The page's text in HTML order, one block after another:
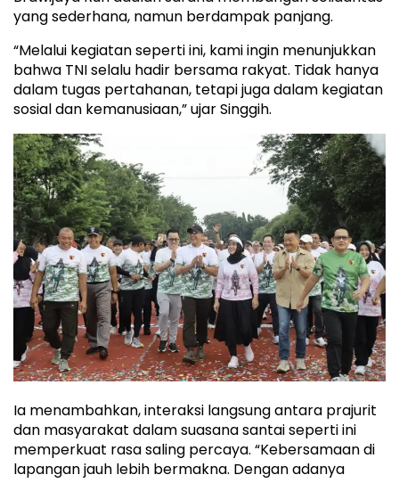
yang sederhana, namun berdampak panjang.
“Melalui kegiatan seperti ini, kami ingin menunjukkan
bahwa TNI selalu hadir bersama rakyat. Tidak hanya
dalam tugas pertahanan, tetapi juga dalam kegiatan
sosial dan kemanusiaan,” ujar Singgih.
Ia menambahkan, interaksi langsung antara prajurit
dan masyarakat dalam suasana santai seperti ini
memperkuat rasa saling percaya. “Kebersamaan di
lapangan jauh lebih bermakna. Dengan adanya